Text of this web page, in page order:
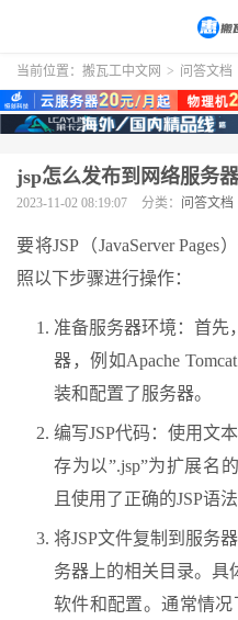
当前位置： 搬瓦工中文网 > 问答文档
jsp怎么发布到网络服务器
2023-11-02 08:19:07 分类： 问答文档
要将JSP（JavaServer
照以下步骤进行操作：
准备服务器环境：首先
器，例如Apache
装和配置了服务器。
编写JSP代码：使用文
存为以”.jsp”为扩展名
且使用了正确的JSP语法
将JSP文件复制到服务
务器上的相关目录。具
软件和配置。通常情况